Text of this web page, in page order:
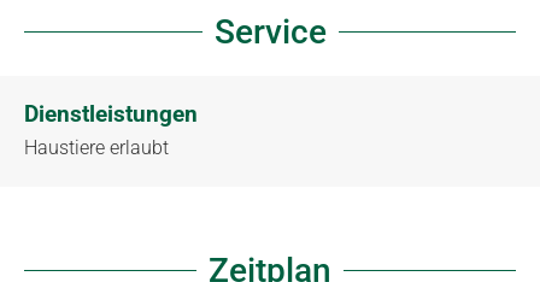
Service
Dienstleistungen
Haustiere erlaubt
Zeitplan